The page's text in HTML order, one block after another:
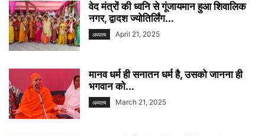
वेद मंत्रों की ध्वनि से गूंजायमान हुआ शिवालिक
नगर, द्वादश ज्योतिर्लिंग...
अध्यात्म April 21, 2025
मानव धर्म ही सनातन धर्म है, उसको जानना ही
भगवान को...
अध्यात्म March 21, 2025